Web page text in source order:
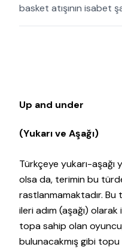
basket atışının isabet
Up and under
(Yukarı ve Aşağı)
Türkçeye yukarı-
olsa da, terimin bu
rastlanmamaktadır. Bu
ileri adım (aşağı) olarak
topa sahip olan
bulunacakmış gibi topu